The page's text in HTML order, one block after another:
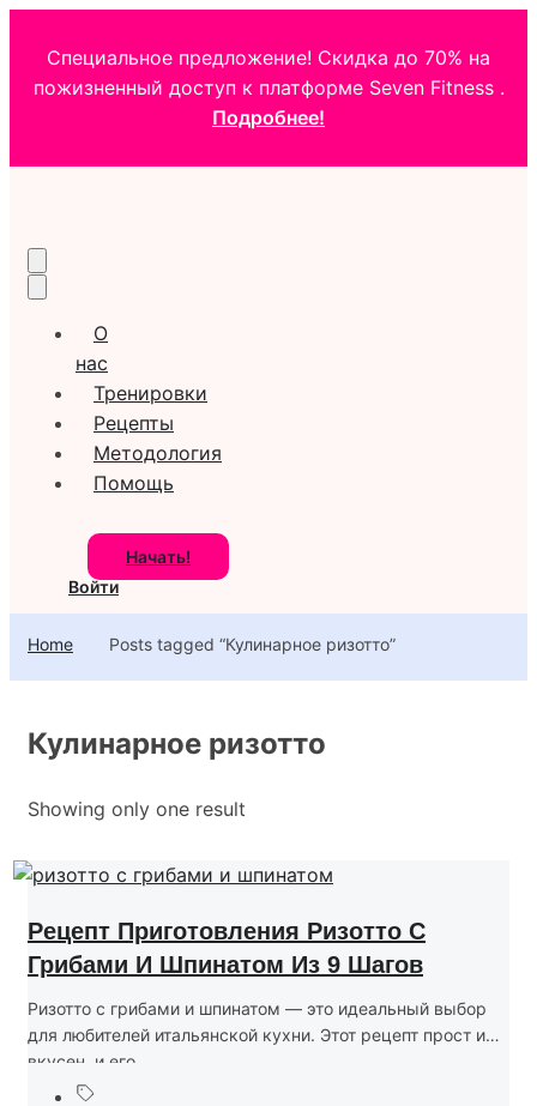
Специальное предложение! Скидка до 70% на
пожизненный доступ к платформе Seven Fitness .
Подробнее!
О
нас
Тренировки
Рецепты
Методология
Помощь
Начать!
Войти
Home Posts tagged “Кулинарное ризотто”
Кулинарное ризотто
Showing only one result
Рецепт Приготовления Ризотто С
Грибами И Шпинатом Из 9 Шагов
Ризотто с грибами и шпинатом — это идеальный выбор
для любителей итальянской кухни. Этот рецепт прост и
вкусен, и его...